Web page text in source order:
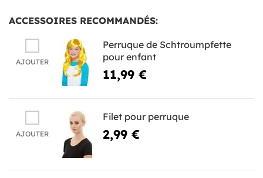
ACCESSOIRES RECOMMANDÉS:
AJOUTER
Perruque de Schtroumpfette
pour enfant
11,99 €
AJOUTER
Filet pour perruque
2,99 €